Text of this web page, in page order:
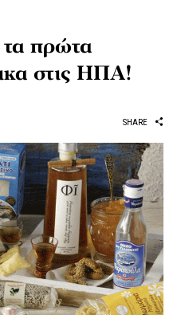
τα πρώτα
στις ΗΠΑ!
SHARE